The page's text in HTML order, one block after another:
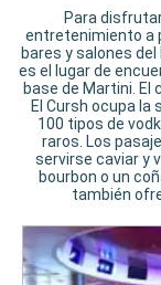
Para
entretenimiento a
bares y salones
es el lugar de
base de Martini. El
El Cursh ocupa la
100 tipos de
raros. Los
servirse caviar y
bourbon o un
también